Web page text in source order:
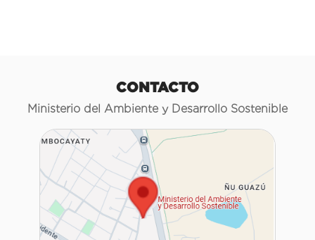
CONTACTO
Ministerio del Ambiente y Desarrollo Sostenible